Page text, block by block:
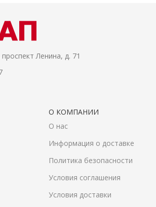
Ленина, д. 71
О КОМПАНИИ
О нас
Информация о доставке
Политика безопасности
Условия соглашения
Условия доставки